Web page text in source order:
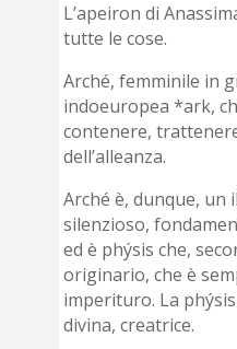
L’apeiron di
tutte le cose.
Arché, femminile in
indoeuropea *ark,
contenere,
dell’alleanza.
Arché è, dunque, un
silenzioso,
ed è phýsis che,
originario, che è
imperituro. La
divina, creatrice.